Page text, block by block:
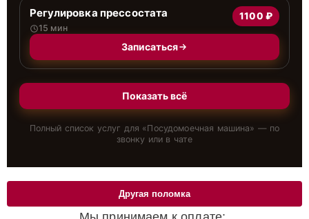
Регулировка прессостата
15 мин
1100 ₽
Записаться
Показать всё
Полный список услуг для «Посудомоечная машина» — по
звонку или в чате
Другая поломка